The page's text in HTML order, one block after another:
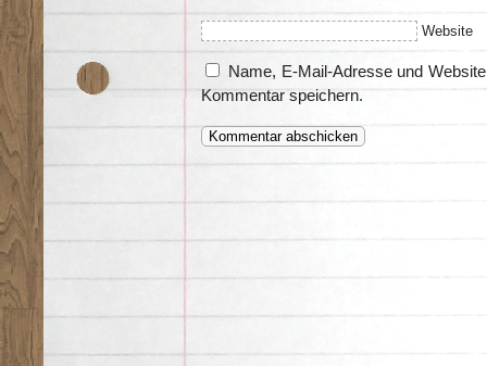
Website
Name, E-Mail-Adresse und
Kommentar speichern.